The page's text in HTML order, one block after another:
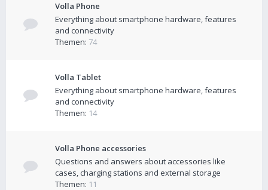
Volla Phone
Everything about smartphone hardware, features
and connectivity
Themen: 74
Volla Tablet
Everything about smartphone hardware, features
and connectivity
Themen: 14
Volla Phone accessories
Questions and answers about accessories like
cases, charging stations and external storage
Themen: 11